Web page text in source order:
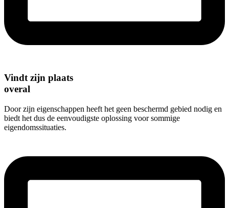
Vindt zijn plaats
overal
Door zijn eigenschappen heeft het geen beschermd gebied nodig en
biedt het dus de eenvoudigste oplossing voor sommige
eigendomssituaties.